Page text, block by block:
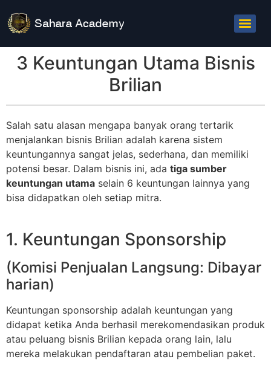
3 Keuntungan Utama Bisnis
Brilian
Salah satu alasan mengapa banyak orang tertarik
menjalankan bisnis Brilian adalah karena sistem
keuntungannya sangat jelas, sederhana, dan memiliki
potensi besar. Dalam bisnis ini, ada tiga sumber
keuntungan utama selain 6 keuntungan lainnya yang
bisa didapatkan oleh setiap mitra.
1. Keuntungan Sponsorship
(Komisi Penjualan Langsung: Dibayar
harian)
Keuntungan sponsorship adalah keuntungan yang
didapat ketika Anda berhasil merekomendasikan produk
atau peluang bisnis Brilian kepada orang lain, lalu
mereka melakukan pendaftaran atau pembelian paket.